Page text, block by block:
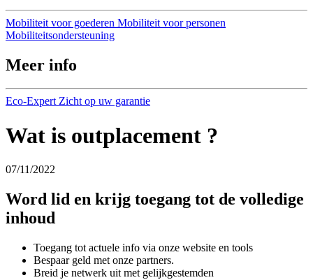
Mobiliteit voor goederen Mobiliteit voor personen
Mobiliteitsondersteuning
Meer info
Eco-Expert Zicht op uw garantie
Wat is outplacement ?
07/11/2022
Word lid en krijg toegang tot de volledige
inhoud
Toegang tot actuele info via onze website en tools
Bespaar geld met onze partners.
Breid je netwerk uit met gelijkgestemden